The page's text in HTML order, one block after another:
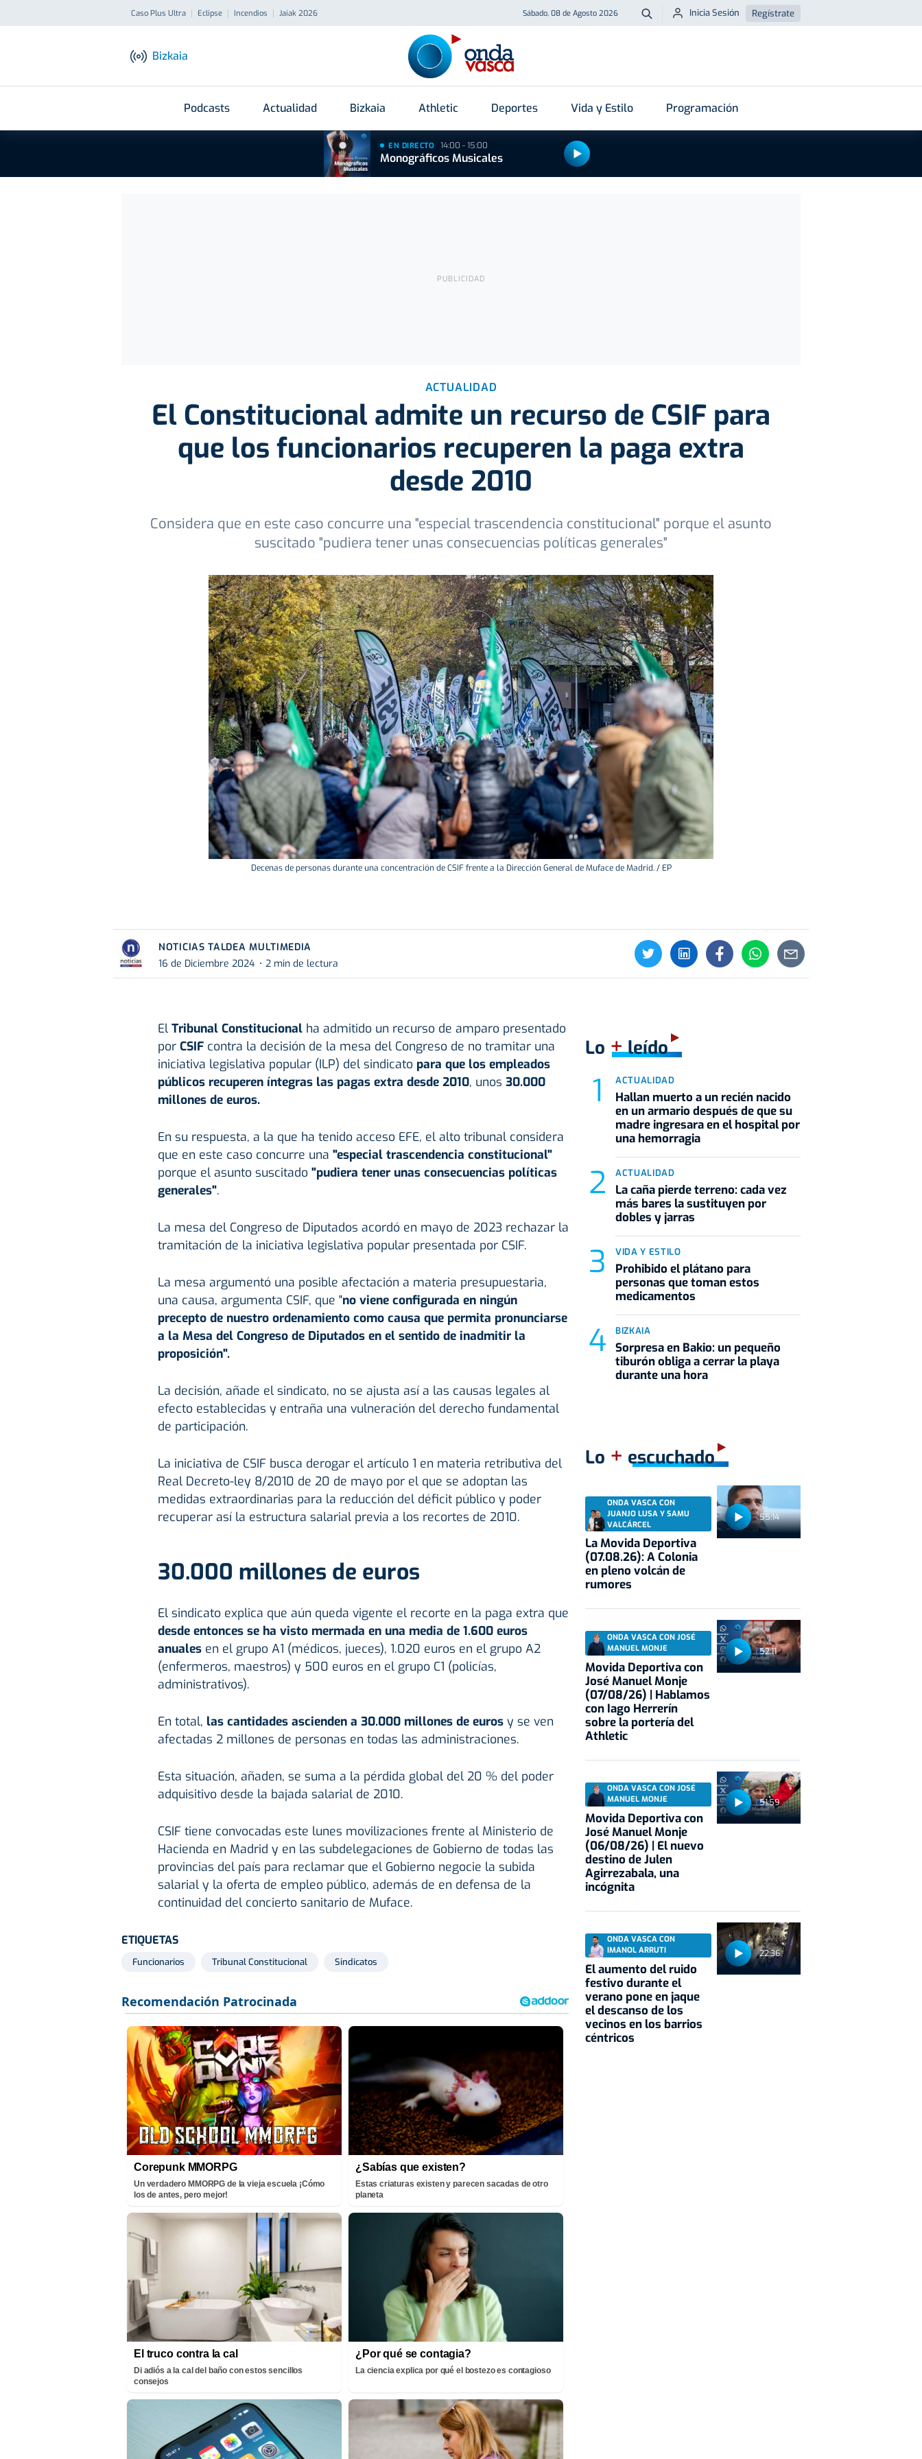
Caso Plus Ultra Eclipse Incendios Jaiak 2026 Sábado, 08 de Agosto 2026 Buscar
Inicia Sesión Regístrate
Bizkaia
Podcasts Actualidad Bizkaia Athletic Deportes Vida y Estilo Programación
EN DIRECTO 14:00 - 15:00
Monográficos Musicales
ACTUALIDAD
El Constitucional admite un recurso de CSIF para
que los funcionarios recuperen la paga extra
desde 2010
Considera que en este caso concurre una "especial trascendencia constitucional" porque el asunto
suscitado "pudiera tener unas consecuencias políticas generales"
Decenas de personas durante una concentración de CSIF frente a la Dirección General de Muface de Madrid. / EP
NOTICIAS TALDEA MULTIMEDIA
16 de Diciembre 2024
2 min de lectura
El Tribunal Constitucional ha admitido un recurso de amparo presentado
por CSIF contra la decisión de la mesa del Congreso de no tramitar una
iniciativa legislativa popular (ILP) del sindicato para que los empleados
públicos recuperen íntegras las pagas extra desde 2010, unos 30.000
millones de euros.
En su respuesta, a la que ha tenido acceso EFE, el alto tribunal considera
que en este caso concurre una "especial trascendencia constitucional"
porque el asunto suscitado "pudiera tener unas consecuencias políticas
generales".
La mesa del Congreso de Diputados acordó en mayo de 2023 rechazar la
tramitación de la iniciativa legislativa popular presentada por CSIF.
La mesa argumentó una posible afectación a materia presupuestaria,
una causa, argumenta CSIF, que "no viene configurada en ningún
precepto de nuestro ordenamiento como causa que permita pronunciarse
a la Mesa del Congreso de Diputados en el sentido de inadmitir la
proposición".
La decisión, añade el sindicato, no se ajusta así a las causas legales al
efecto establecidas y entraña una vulneración del derecho fundamental
de participación.
La iniciativa de CSIF busca derogar el artículo 1 en materia retributiva del
Real Decreto-ley 8/2010 de 20 de mayo por el que se adoptan las
medidas extraordinarias para la reducción del déficit público y poder
recuperar así la estructura salarial previa a los recortes de 2010.
30.000 millones de euros
El sindicato explica que aún queda vigente el recorte en la paga extra que
desde entonces se ha visto mermada en una media de 1.600 euros
anuales en el grupo A1 (médicos, jueces), 1.020 euros en el grupo A2
(enfermeros, maestros) y 500 euros en el grupo C1 (policías,
administrativos).
En total, las cantidades ascienden a 30.000 millones de euros y se ven
afectadas 2 millones de personas en todas las administraciones.
Esta situación, añaden, se suma a la pérdida global del 20 % del poder
adquisitivo desde la bajada salarial de 2010.
CSIF tiene convocadas este lunes movilizaciones frente al Ministerio de
Hacienda en Madrid y en las subdelegaciones de Gobierno de todas las
provincias del país para reclamar que el Gobierno negocie la subida
salarial y la oferta de empleo público, además de en defensa de la
continuidad del concierto sanitario de Muface.
ETIQUETAS
Funcionarios Tribunal Constitucional Sindicatos
Corepunk MMORPG
Un verdadero MMORPG de la vieja escuela ¡Cómo
los de antes, pero mejor!
¿Sabías que existen?
Estas criaturas existen y parecen sacadas de otro
planeta
El truco contra la cal
Di adiós a la cal del baño con estos sencillos
consejos
¿Por qué se contagia?
La ciencia explica por qué el bostezo es contagioso
Lo +leído
ACTUALIDAD
Hallan muerto a un recién nacido
en un armario después de que su
madre ingresara en el hospital por
una hemorragia
ACTUALIDAD
La caña pierde terreno: cada vez
más bares la sustituyen por
dobles y jarras
VIDA Y ESTILO
Prohibido el plátano para
personas que toman estos
medicamentos
BIZKAIA
Sorpresa en Bakio: un pequeño
tiburón obliga a cerrar la playa
durante una hora
Lo + escuchado
55:14
ONDA VASCA CON
JUANJO LUSA Y SAMU
VALCÁRCEL
La Movida Deportiva
(07.08.26): A Colonia
en pleno volcán de
rumores
52:11
ONDA VASCA CON JOSÉ
MANUEL MONJE
Movida Deportiva con
José Manuel Monje
(07/08/26) | Hablamos
con Iago Herrerín
sobre la portería del
Athletic
51:59
ONDA VASCA CON JOSÉ
MANUEL MONJE
Movida Deportiva con
José Manuel Monje
(06/08/26) | El nuevo
destino de Julen
Agirrezabala, una
incógnita
22:36
ONDA VASCA CON
IMANOL ARRUTI
El aumento del ruido
festivo durante el
verano pone en jaque
el descanso de los
vecinos en los barrios
céntricos